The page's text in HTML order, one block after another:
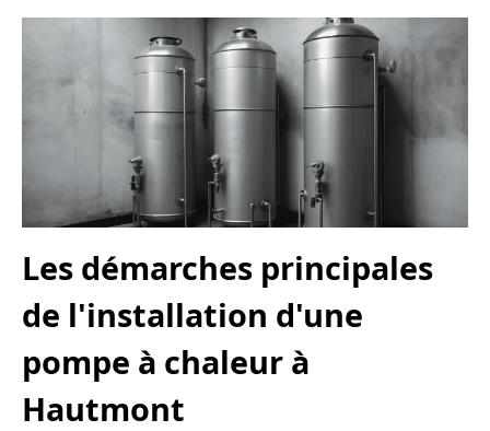
Les démarches principales
de l'installation d'une
pompe à chaleur à
Hautmont